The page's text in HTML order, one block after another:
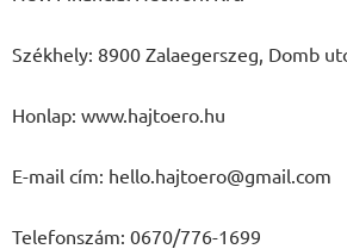
Székhely: 8900 Zalaegerszeg, Domb
Honlap: www.hajtoero.hu
E-mail cím: hello.hajtoero@gmail.com
Telefonszám: 0670/776-1699